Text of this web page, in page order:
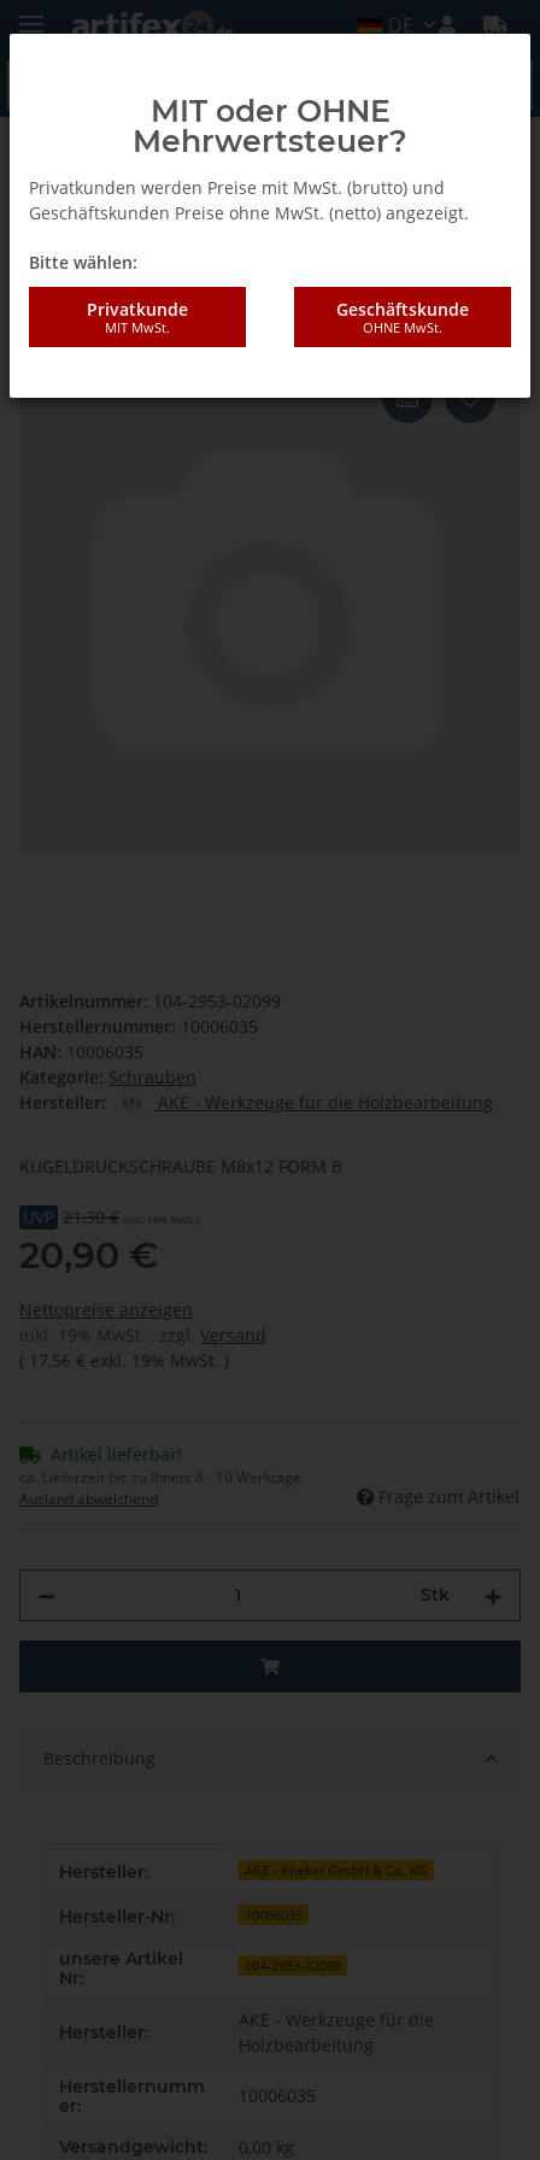
DE
Zurück zur Liste Schrauben
AKE KUGELDRUCKSCHRAUBE
M8x12 FORM B
Artikelnummer: 104-2953-02099
Herstellernummer: 10006035
HAN: 10006035
Kategorie: Schrauben
Hersteller:
AKE - Werkzeuge für die Holzbearbeitung
KUGELDRUCKSCHRAUBE M8x12 FORM B
UVP 21,30 € (inkl. 19% MwSt.)
20,90 €
Nettopreise anzeigen
inkl. 19% MwSt. , zzgl. Versand
( 17,56 € exkl. 19% MwSt. )
Artikel lieferbar!
ca. Lieferzeit bis zu Ihnen: 8 - 10 Werktage
Ausland abweichend
Frage zum Artikel
Stk
Beschreibung
Produkteigenschaft
Wert
Hersteller: AKE - Knebel GmbH & Co. KG
Hersteller-Nr: 10006035
unsere Artikel
Nr:
104-2953-02099
Hersteller:
AKE - Werkzeuge für die
Holzbearbeitung
Herstellernumm
er:
10006035
Versandgewicht: 0,00 kg
MIT oder OHNE
Mehrwertsteuer?
Privatkunden werden Preise mit MwSt. (brutto) und
Geschäftskunden Preise ohne MwSt. (netto) angezeigt.
Bitte wählen:
Privatkunde
MIT MwSt.
Geschäftskunde
OHNE MwSt.